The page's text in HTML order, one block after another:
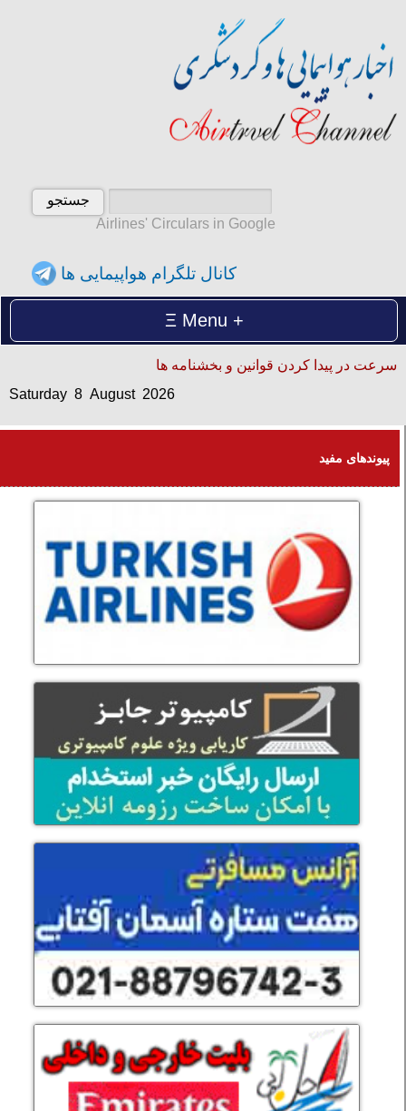
Airlines' Circulars in Google
کانال تلگرام هواپیمایی ها
Menu
سرعت در پیدا کردن قوانین و بخشنامه ها
Saturday 8 August 2026
Saturday 8 August 2026
پیوندهای مفید